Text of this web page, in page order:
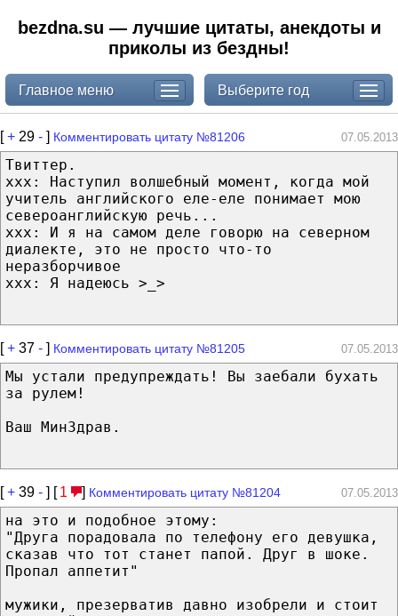
bezdna.su — лучшие цитаты, анекдоты и
приколы из бездны!
Главное меню Выберите год
[+ 29 - ] Комментировать цитату №81206 07.05.2013
Твиттер.
xxx: Наступил волшебный момент, когда мой
учитель английского еле-еле понимает мою
североанглийскую речь...
xxx: И я на самом деле говорю на северном
диалекте, это не просто что-то
неразборчивое
xxx: Я надеюсь >_>
[+ 37 - ] Комментировать цитату №81205 07.05.2013
Мы устали предупреждать! Вы заебали бухать
за рулем!
Ваш МинЗдрав.
[+ 39 - ] [ 1 ] Комментировать цитату №81204 07.05.2013
на это и подобное этому:
"Друга порадовала по телефону его девушка,
сказав что тот станет папой. Друг в шоке.
Пропал аппетит"
мужики, презерватив давно изобрели и стоит